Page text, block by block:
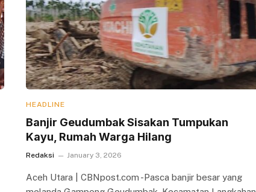
HEADLINE
Banjir Geudumbak Sisakan Tumpukan
Kayu, Rumah Warga Hilang
Redaksi January 3, 2026
Aceh Utara | CBNpost.com -Pasca banjir besar yang